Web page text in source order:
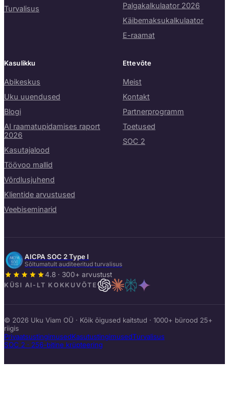
Turvalisus
Palgakalkulaator 2026
Käibemaksukalkulaator
E-raamat
Kasulikku
Abikeskus
Uku uuendused
Blogi
AI raamatupidamises raport
2026
Kasutajalood
Töövoo mallid
Võrdlusjuhend
Klientide arvustused
Veebiseminarid
Ettevõte
Meist
Kontakt
Partnerprogramm
Toetused
SOC 2
AICPA SOC 2 Type I
Sõltumatult auditeeritud turvalisus
4.8 · 300+ arvustust
KÜSI AI-LT KOKKUVÕTE
© 2026 Uku Viam OÜ · Kõik õigused kaitstud · 1000+ bürood 25+
riigis
PrivaatsustingimusedKasutustingimusedTurvalisus
SOC 2 · 256-bitine krüpteering